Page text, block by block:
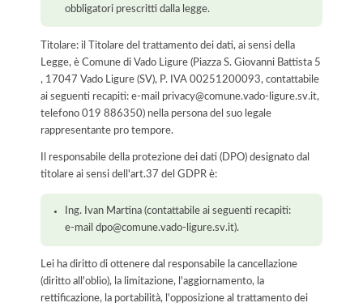
obbligatori prescritti dalla legge.
Titolare: il Titolare del trattamento dei dati, ai sensi della
Legge, è Comune di Vado Ligure (Piazza S. Giovanni Battista 5
, 17047 Vado Ligure (SV), P. IVA 00251200093, contattabile
ai seguenti recapiti: e-mail privacy@comune.vado-ligure.sv.it,
telefono 019 886350) nella persona del suo legale
rappresentante pro tempore.
Il responsabile della protezione dei dati (DPO) designato dal
titolare ai sensi dell'art.37 del GDPR è:
Ing. Ivan Martina (contattabile ai seguenti recapiti:
e-mail dpo@comune.vado-ligure.sv.it).
Lei ha diritto di ottenere dal responsabile la cancellazione
(diritto all'oblio), la limitazione, l'aggiornamento, la
rettificazione, la portabilità, l'opposizione al trattamento dei